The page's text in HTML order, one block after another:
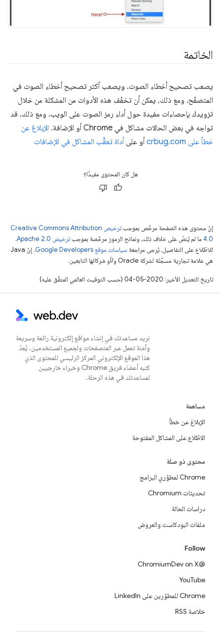
الخاتمة
يصعب تصحيح أخطاء الصوت. ويصعب أكثر تصحيح أخطاء الصوت في
المتصفّح. ومع ذلك، يمكن أن تخفّف هذه الأدوات من المشكلة من خلال
تزويدك بإحصاءات مفيدة حول أداء رمز الصوت على الويب. ومع ذلك، قد
تواجه في بعض الحالات مشاكل في Chrome أو الإضافة.
الإبلاغ عن
خطأ على crbug.com
أو على أداة تعقُّب المشاكل في الإضافات
هل كان المحتوى مفيدًا؟
إنّ محتوى هذه الصفحة مرخّص بموجب
ترخيص Creative Commons Attribution
4.0‏ ما لم يُنصّ على خلاف ذلك، ونماذج الرموز مرخّصة بموجبترخيص Apache 2.0‏
.
للاطّلاع على التفاصيل، يُرجى مراجعة سياسات موقع Google Developers‏
. إنّ Java
هي علامة تجارية مسجَّلة لشركة Oracle و/أو شركائها التابعين.
تاريخ التعديل الأخير: 2020-05-04 (حسب التوقيت العالمي المتفَّق عليه)
نريد مساعدتك في إنشاء مواقع إلكترونية رائعة وسريعة
وآمنة تعمل عبر المتصفحات ولجميع المستخدمين. يُعدّ
هذا الموقع الإلكتروني المركز الرئيسي للمحتوى الذي
كتبه أعضاء فريق Chrome وخبراء خارجيين
لمساعدتك في هذه الرحلة.
مساهمة
الإبلاغ عن خطأ
الاطّلاع على المشاكل المفتوحة
محتوى ذو صلة
Chrome لمطوّري البرامج
تحديثات Chromium
دراسات الحالة
ملفات البودكاست والعروض
Follow
@ChromiumDev on X
YouTube
Chrome للمطوّرين على LinkedIn
خلاصة RSS